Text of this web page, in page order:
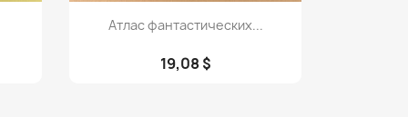
Просмотр
Атлас фантастических...
19,08 $